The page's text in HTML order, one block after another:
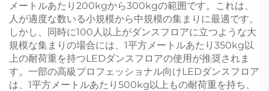
メートルあたり200kgから300kgの範囲です。これは、
人が適度な数いる小規模から中規模の集まりに最適です。
しかし、同時に100人以上がダンスフロアに立つような大
規模な集まりの場合には、1平方メートルあたり350kg以
上の耐荷重を持つLEDダンスフロアの使用が推奨されま
す。一部の高級プロフェッショナル向けLEDダンスフロア
は、1平方メートルあたり500kg以上もの耐荷重を持ち、